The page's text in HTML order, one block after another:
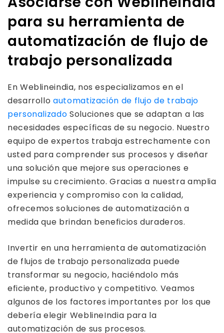
para su herramienta de
automatización de flujo de
trabajo personalizada
En Weblineindia, nos especializamos en el
desarrolloautomatización de flujo de trabajo
personalizado Soluciones que se adaptan a las
necesidades específicas de su negocio. Nuestro
equipo de expertos trabaja estrechamente con
usted para comprender sus procesos y diseñar
una solución que mejore sus operaciones e
impulse su crecimiento. Gracias a nuestra amplia
experiencia y compromiso con la calidad,
ofrecemos soluciones de automatización a
medida que brindan beneficios duraderos.
Invertir en una herramienta de automatización
de flujos de trabajo personalizada puede
transformar su negocio, haciéndolo más
eficiente, productivo y competitivo. Veamos
algunos de los factores importantes por los que
debería elegir WeblineIndia para la
automatización de sus procesos.